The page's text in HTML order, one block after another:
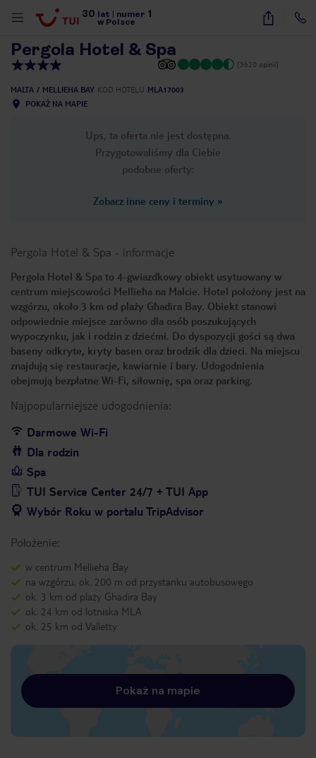
30 lat numer 1
w Polsce
34
Pergola Hotel & Spa
(3620 opinii)
MALTA MELLIEHA BAY KOD HOTELU MLA17003
POKAŻ NA MAPIE
Ups, ta oferta nie jest dostępna.
Przygotowaliśmy dla Ciebie
podobne oferty:
Zobacz inne ceny i terminy »
Pergola Hotel & Spa - informacje
Pergola Hotel & Spa to 4-gwiazdkowy obiekt usytuowany w
centrum miejscowości Mellieħa na Malcie. Hotel położony jest na
wzgórzu, około 3 km od plaży Għadira Bay. Obiekt stanowi
odpowiednie miejsce zarówno dla osób poszukujących
wypoczynku, jak i rodzin z dziećmi. Do dyspozycji gości są dwa
baseny odkryte, kryty basen oraz brodzik dla dzieci. Na miejscu
znajdują się restauracje, kawiarnie i bary. Udogodnienia
obejmują bezpłatne Wi-Fi, siłownię, spa oraz parking.
Najpopularniejsze udogodnienia:
Darmowe Wi-Fi
Dla rodzin
Spa
TUI Service Center 24/7 + TUI App
Wybór Roku w portalu TripAdvisor
Położenie:
w centrum Mellieha Bay
na wzgórzu, ok. 200 m od przystanku autobusowego
ok. 3 km od plaży Ghadira Bay
ok. 24 km od lotniska MLA
ok. 25 km od Valletty
Pokaż na mapie